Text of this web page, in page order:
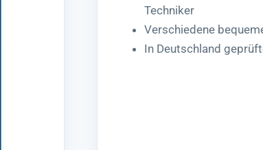
Techniker
Verschiedene
In Deutschland